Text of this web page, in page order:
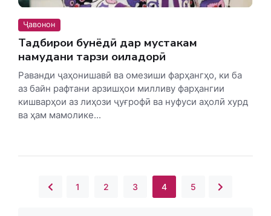
Ҷавонон
Тадбирҳои бунёдӣ дар мустаҳкам
намудани тарзи оиладорӣ
Раванди ҷаҳонишавӣ ва омезиши фарҳангҳо, ки ба
аз байн рафтани арзишҳои милливу фарҳангии
кишварҳои аз лиҳози ҷуғрофӣ ва нуфуси аҳолӣ хурд
ва ҳам мамолике...
1 2 3 4 5